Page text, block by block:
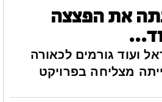
את הפצצה
ועוד גורמים לכאורה
מצליחה בפרויקט